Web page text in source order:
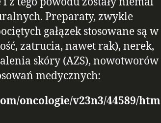
Preparaty, zwykle
gałązek stosowane są w
zatrucia, nawet rak), nerek,
skóry (AZS), nowotworów
medycznych:
oncologie/v23n3/44589/htm